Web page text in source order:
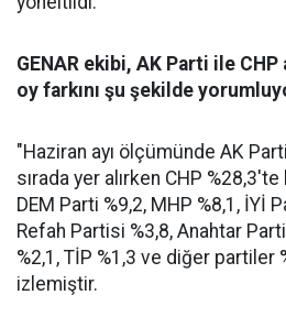
GENAR ekibi, AK Parti ile
oy farkını şu şekilde
"Haziran ayı ölçümünde AK
sırada yer alırken CHP
DEM Parti %9,2, MHP %8,1, İYİ
Refah Partisi %3,8, Anahtar
%2,1, TİP %1,3 ve diğer partiler
izlemiştir.